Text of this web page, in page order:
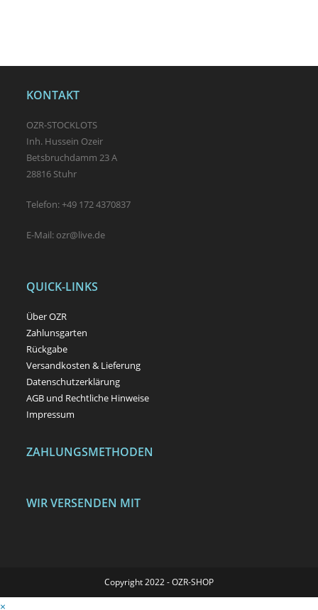
KONTAKT
OZR-STOCKLOTS
Inh. Hussein Ozeir
Betsbruchdamm 23 A
28816 Stuhr
Telefon: +49 172 4370837
E-Mail: ozr@live.de
QUICK-LINKS
Über OZR
Zahlunsgarten
Rückgabe
Versandkosten & Lieferung
Datenschutzerklärung
AGB und Rechtliche Hinweise
Impressum
ZAHLUNGSMETHODEN
WIR VERSENDEN MIT
Copyright 2022 - OZR-SHOP
×